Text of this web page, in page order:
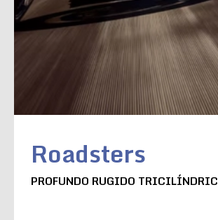
Roadsters
PROFUNDO RUGIDO